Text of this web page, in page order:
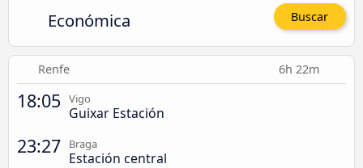
Económica Buscar
Renfe 6h 22m
18:05 Vigo
Guixar Estación
23:27 Braga
Estación central